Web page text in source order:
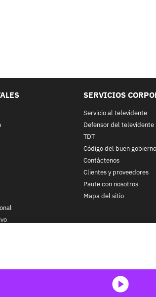
SERVICIOS
Servicio al televidente
Defensor del televidente
TDT
Código del buen gobierno
Contáctenos
Clientes y proveedores
Paute con nosotros
Mapa del sitio
Prohibida su reproducción total o parcial, así
in whole or in part, or translation without